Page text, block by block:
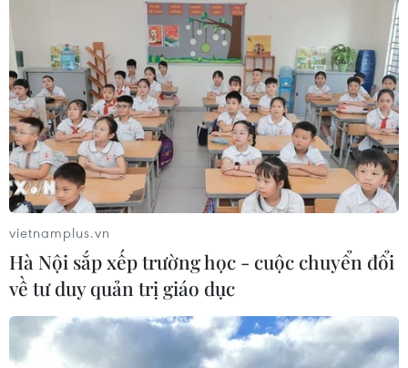
vietnamplus.vn
Hà Nội sắp xếp trường học - cuộc chuyển đổi
về tư duy quản trị giáo dục